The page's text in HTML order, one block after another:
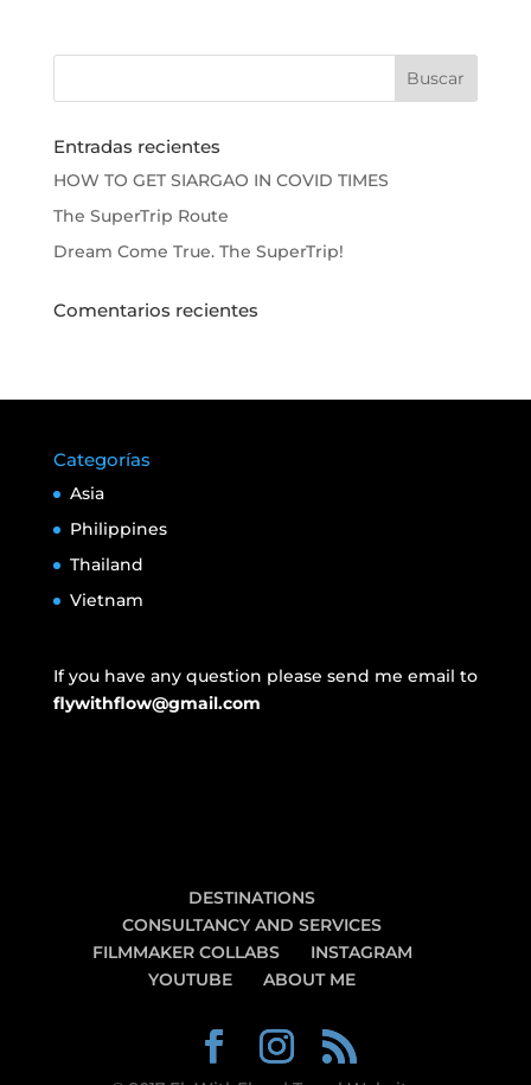
Entradas recientes
HOW TO GET SIARGAO IN COVID TIMES
The SuperTrip Route
Dream Come True. The SuperTrip!
Comentarios recientes
Categorías
Asia
Philippines
Thailand
Vietnam
If you have any question please send me email to
flywithflow@gmail.com
DESTINATIONS
CONSULTANCY AND SERVICES
FILMMAKER COLLABS
INSTAGRAM
YOUTUBE
ABOUT ME